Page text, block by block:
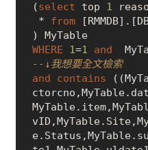
(select top 1
*
from
) MyTable
WHERE
1=1 and
--↓我想要全文檢索
and
contains